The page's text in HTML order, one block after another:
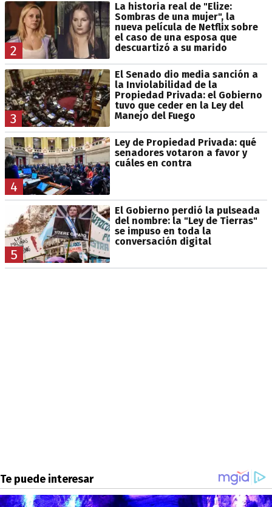
2
La historia real de "Elize:
Sombras de una mujer", la
nueva película de Netflix sobre
el caso de una esposa que
descuartizó a su marido
3
El Senado dio media sanción a
la Inviolabilidad de la
Propiedad Privada: el Gobierno
tuvo que ceder en la Ley del
Manejo del Fuego
4
Ley de Propiedad Privada: qué
senadores votaron a favor y
cuáles en contra
5
El Gobierno perdió la pulseada
del nombre: la "Ley de Tierras"
se impuso en toda la
conversación digital